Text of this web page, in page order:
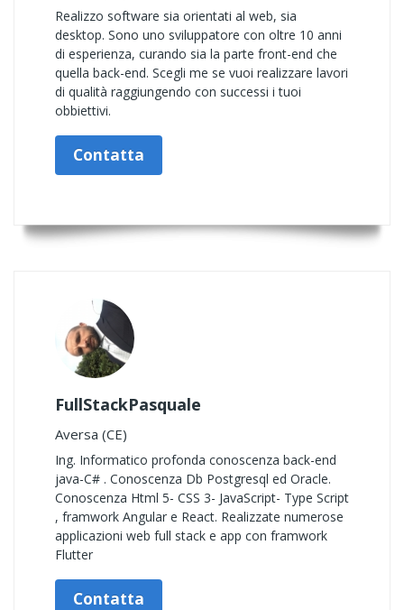
Realizzo software sia orientati al web, sia
desktop. Sono uno sviluppatore con oltre 10 anni
di esperienza, curando sia la parte front-end che
quella back-end. Scegli me se vuoi realizzare lavori
di qualità raggiungendo con successi i tuoi
obbiettivi.
Contatta
FullStackPasquale
Aversa (CE)
Ing. Informatico profonda conoscenza back-end
java-C# . Conoscenza Db Postgresql ed Oracle.
Conoscenza Html 5- CSS 3- JavaScript- Type Script
, framwork Angular e React. Realizzate numerose
applicazioni web full stack e app con framwork
Flutter
Contatta